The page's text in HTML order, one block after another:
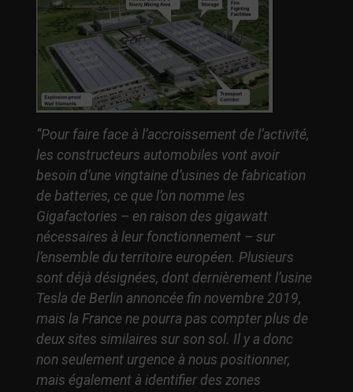
“Pour faire face à l’accroissement de l’activité,
les constructeurs automobiles vont avoir
besoin d’une vingtaine d’usines de fabrication
de batteries, ce que l’on nomme les
Gigafactories – en raison des gigawatt
nécessaires à leur fonctionnement – sur
l’ensemble du territoire européen. Plusieurs
sont déjà désignées, dont dernièrement l’usine
Tesla de Berlin annoncée fin novembre 2019,
mais la France ne pourra pas compter plus de
deux sites similaires sur son sol. Il y a donc
non seulement urgence à nous positionner,
mais également à identifier des zones